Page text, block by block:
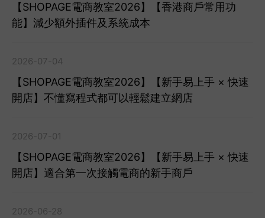
【SHOPAGE電商教室2026】【香港商戶常用功
能】減少額外插件及系統成本
2026-07-04
【SHOPAGE電商教室2026】【新手易上手 × 快速
開店】不懂寫程式都可以輕鬆建立網店
2026-07-01
【SHOPAGE電商教室2026】【新手易上手 × 快速
開店】適合第一次接觸電商的新手商戶
2026-06-28